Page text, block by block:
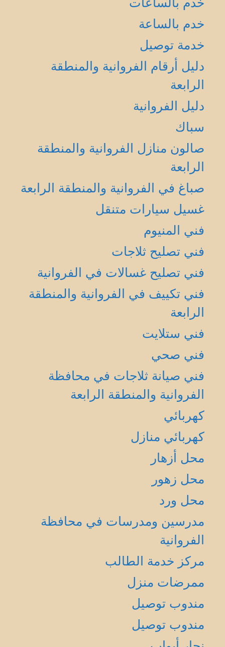
خدم بالساعة
خدمة توصيل
دليل أرقام الفروانية والمنطقة
الرابعة
دليل الفروانية
سباك
صالون منازل الفروانية والمنطقة
الرابعة
صباغ في الفروانية والمنطقة الرابعة
غسيل سيارات متنقل
فني المنيوم
فني تصليح ثلاجات
فني تصليح غسالات في الفروانية
فني تكييف في الفروانية والمنطقة
الرابعة
فني ستلايت
فني صحي
فني صيانة ثلاجات في محافظة
الفروانية والمنطقة الرابعة
كهربائي
كهربائي منازل
محل أزهار
محل زهور
محل ورد
مدرسين ومدرسات في محافظة
الفروانية
مركز خدمة الطالب
ممرضات منزل
مندوب توصيل
مندوب توصيل